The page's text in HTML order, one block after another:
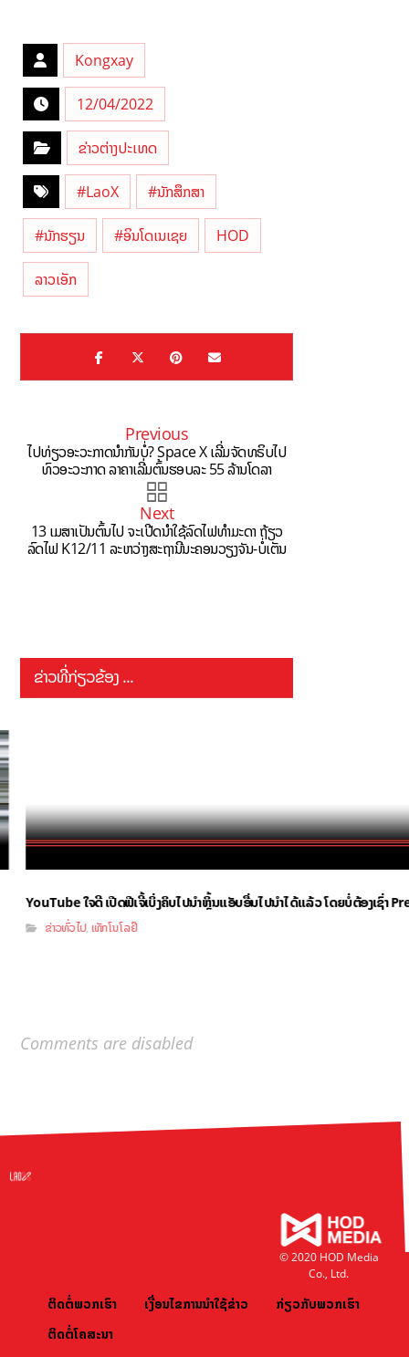
Kongxay
12/04/2022
ຂ່າວຕ່າງປະເທດ
#LaoX #ນັກສຶກສາ
#ນັກຮຽນ #ອິນໂດເນເຊຍ HOD
ລາວເອັກ
Previous
ໄປທ່ຽວອະວະກາດນຳກັນບໍ່? Space X ເລີ່ມຈັດທຣິບໄປ
ທົວອະວະກາດ ລາຄາເລີ່ມຕົ້ນຮອບລະ 55 ລ້ານໂດລາ
Next
13 ເມສາເປັນຕົ້ນໄປ ຈະເປີດນຳໃຊ້ລົດໄຟທຳມະດາ ຖ້ຽວ
ລົດໄຟ K12/11 ລະຫວ່າງສະຖານີນະຄອນວຽງຈັນ-ບໍ່ເຕັນ
ຂ່າວທີ່ກ່ຽວຂ້ອງ ...
YouTube ໃຈດີ ເປີດຟີເຈີ້ເບິ່ງຄິບໄປນຳຫຼິ້ນແອັບອື່ນໄປນຳໄດ້ແລ້ວ ໂດຍບໍ່ຕ້ອງເຊົ່າ
ຂ່າວທົ່ວໄປ, ເທັກໂນໂລຢີ
Comments are disabled
© 2020 HOD Media
Co., Ltd.
ຕິດຕໍ່ພວກເຮົາ ເງື່ອນໄຂການນຳໃຊ້ຂ່າວ
ກ່ຽວກັບພວກເຮົາ
ຕິດຕໍ່ໂຄສະນາ